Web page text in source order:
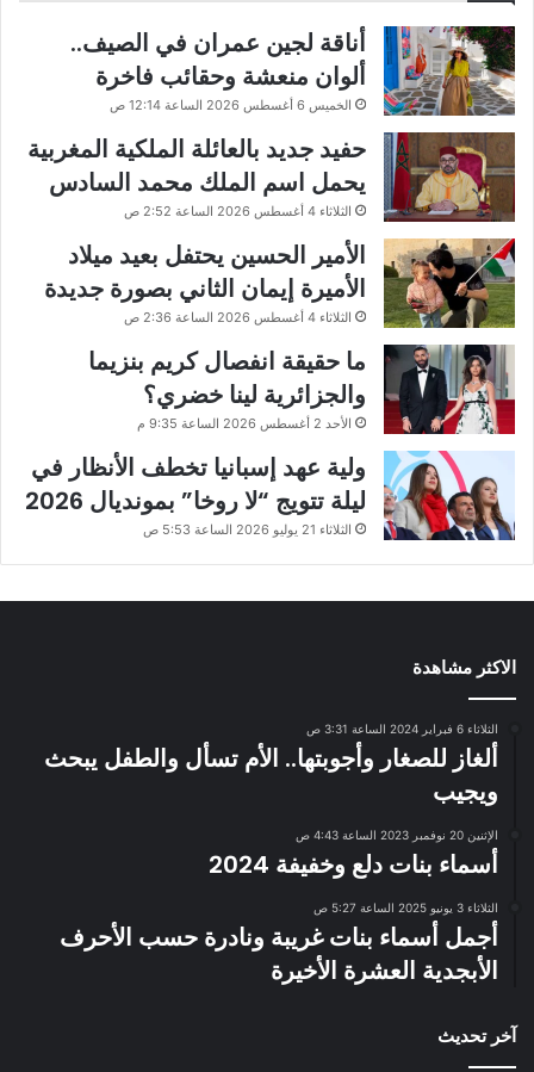
أناقة لجين عمران في الصيف..
ألوان منعشة وحقائب فاخرة
الخميس 6 أغسطس 2026 الساعة 12:14 ص
حفيد جديد بالعائلة الملكية المغربية
يحمل اسم الملك محمد السادس
الثلاثاء 4 أغسطس 2026 الساعة 2:52 ص
الأمير الحسين يحتفل بعيد ميلاد
الأميرة إيمان الثاني بصورة جديدة
الثلاثاء 4 أغسطس 2026 الساعة 2:36 ص
ما حقيقة انفصال كريم بنزيما
والجزائرية لينا خضري؟
الأحد 2 أغسطس 2026 الساعة 9:35 م
ولية عهد إسبانيا تخطف الأنظار في
ليلة تتويج “لا روخا” بمونديال 2026
الثلاثاء 21 يوليو 2026 الساعة 5:53 ص
الاكثر مشاهدة
الثلاثاء 6 فبراير 2024 الساعة 3:31 ص
ألغاز للصغار وأجوبتها.. الأم تسأل والطفل يبحث
ويجيب
الإثنين 20 نوفمبر 2023 الساعة 4:43 ص
أسماء بنات دلع وخفيفة 2024
الثلاثاء 3 يونيو 2025 الساعة 5:27 ص
أجمل أسماء بنات غريبة ونادرة حسب الأحرف
الأبجدية العشرة الأخيرة
آخر تحديث